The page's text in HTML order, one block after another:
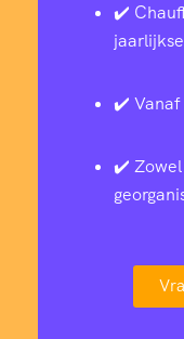
✔️
✔️ Vanaf
✔️ Zowel